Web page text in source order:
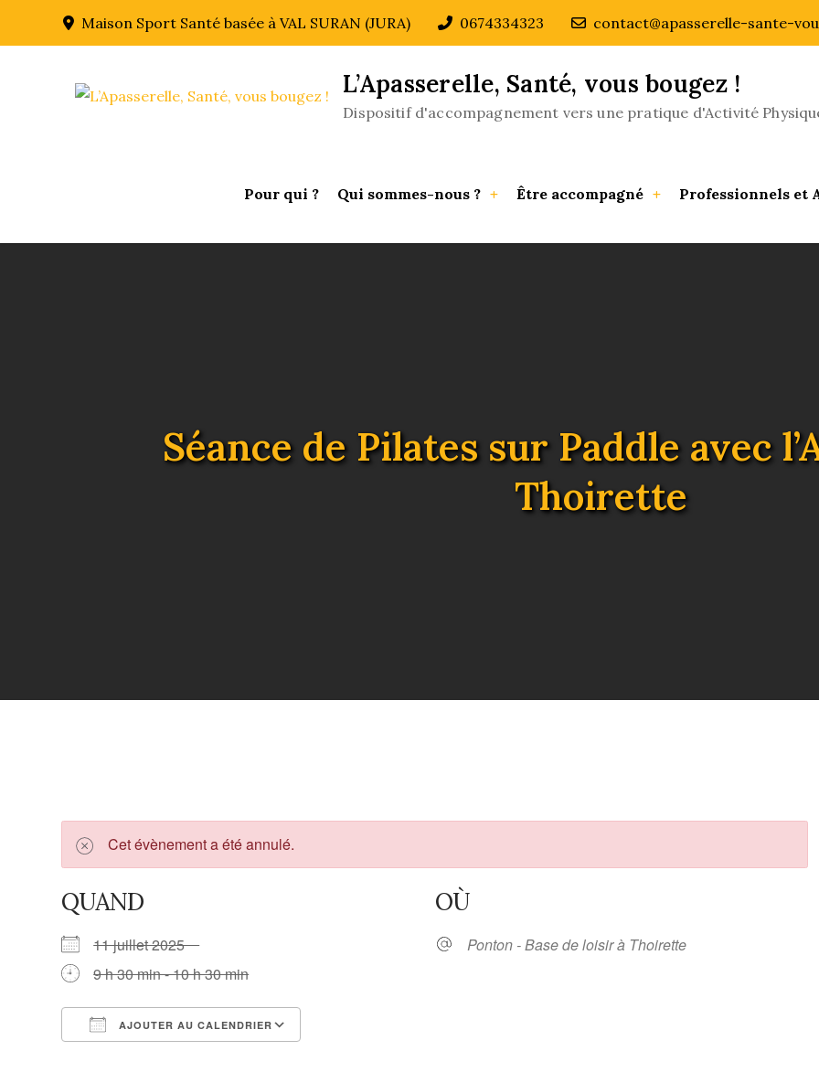
Maison Sport Santé basée à VAL SURAN (JURA) 0674334323 contact@apasserelle-sante-
L’Apasserelle, Santé, vous bougez !
Dispositif d'accompagnement vers une pratique d'Activité
Pour qui ? Qui sommes-nous ? Être accompagné Professionnels et
Séance de Pilates sur Paddle avec
Thoirette
Cet évènement a été annulé.
QUAND
11 juillet 2025
9 h 30 min - 10 h 30 min
AJOUTER AU CALENDRIER
OÙ
Ponton - Base de loisir à Thoirette